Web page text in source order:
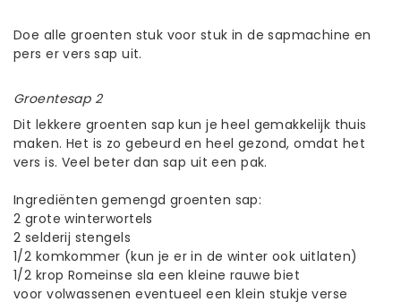
Doe alle groenten stuk voor stuk in de sapmachine en
pers er vers sap uit.
Groentesap 2
Dit lekkere groenten sap kun je heel gemakkelijk thuis
maken. Het is zo gebeurd en heel gezond, omdat het
vers is. Veel beter dan sap uit een pak.
Ingrediënten gemengd groenten sap:
2 grote winterwortels
2 selderij stengels
1/2 komkommer (kun je er in de winter ook uitlaten)
1/2 krop Romeinse sla een kleine rauwe biet
voor volwassenen eventueel een klein stukje verse